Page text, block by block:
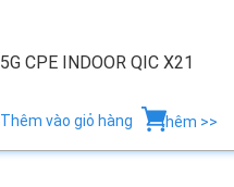
5G CPE INDOOR QIC X21
Thêm vào giỏ hàng thêm >>